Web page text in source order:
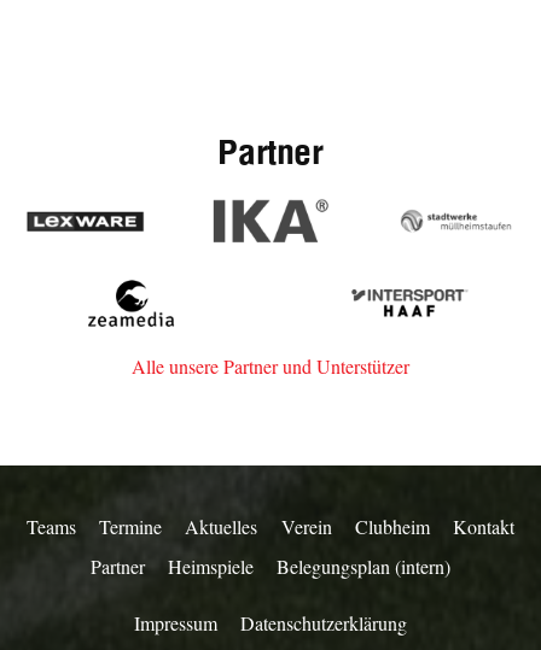
Partner
IKA
Müllheim-
zeamedia,
Werbeagentur
Staufen
Intersport
Haaf
Alle unsere Partner und Unterstützer
Teams Termine Aktuelles Verein Clubheim
Kontakt
Partner
Heimspiele Belegungsplan (intern)
Impressum Datenschutzerklärung